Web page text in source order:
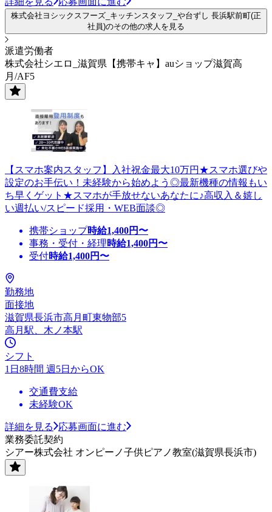
株式会社ヨシックスフーズ_キッチンスタッフ_や台ずし 長浜駅前町(正
社員)のその他の求人を見る
派遣労働者
株式会社シエロ_滋賀県【携帯キャ】auショップ滋賀高
月/AF5
【スマホ案内スタッフ】入社祝金最大10万円★スマホ選びや
設定のお手伝い！未経験から始めよう◎最新機種の情報もい
ち早くゲット★スマホが手放せないあなたに♪高収入＆嬉し
い週払い/スピード採用・WEB面談◎
携帯ショップ時給1,400円〜
事務・受付・経理時給1,400円〜
受付時給1,400円〜
勤務地
面接地
滋賀県長浜市高月町東物部5
高月駅、木ノ本駅
シフト
1日8時間 週5日からOK
交通費支給
未経験OK
詳細を見る
応募画面に進む
業務委託契約
シアー株式会社 オンピーノ子供ピアノ教室(滋賀県長浜市)